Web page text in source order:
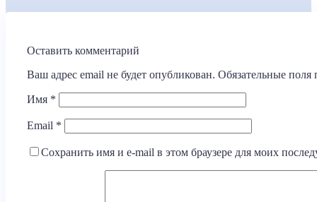
Оставить комментарий
Ваш адрес email не будет опубликован. Обязательные
Имя *
Email *
Сохранить имя и e-mail в этом браузере для моих